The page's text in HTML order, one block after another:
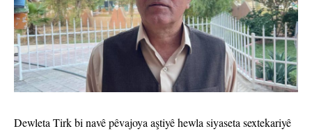
Dewleta Tirk bi navê pêvajoya aştiyê hewla siyaseta sextekariyê